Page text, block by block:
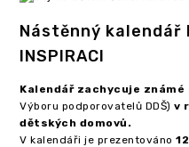
Nástěnný kalendář
INSPIRACI
Kalendář zachycuje
Výboru podporovatelů DDŠ)v
dětských domovů.
V kalendáři je prezentováno